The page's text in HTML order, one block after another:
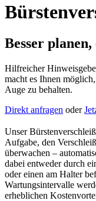
Besser
Hilfreicher
macht es Ihnen
Auge zu behalten.
Direkt anfragen oder
Unser
Aufgabe, den
überwachen –
dabei entweder durch
oder einen am Halter
Wartungsintervalle
erheblichen